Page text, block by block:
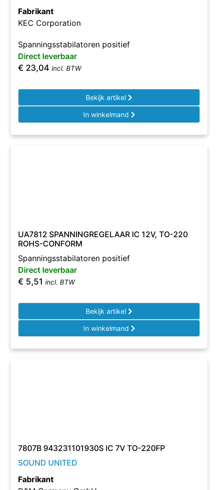
Fabrikant
KEC Corporation
Spanningsstabilatoren positief
Direct leverbaar
€ 23,04 incl. BTW
Bekijk artikel
In winkelmand
UA7812 SPANNINGREGELAAR IC 12V, TO-220
ROHS-CONFORM
Spanningsstabilatoren positief
Direct leverbaar
€ 5,51 incl. BTW
Bekijk artikel
In winkelmand
7807B 943231101930S IC 7V TO-220FP
SOUND UNITED
Fabrikant